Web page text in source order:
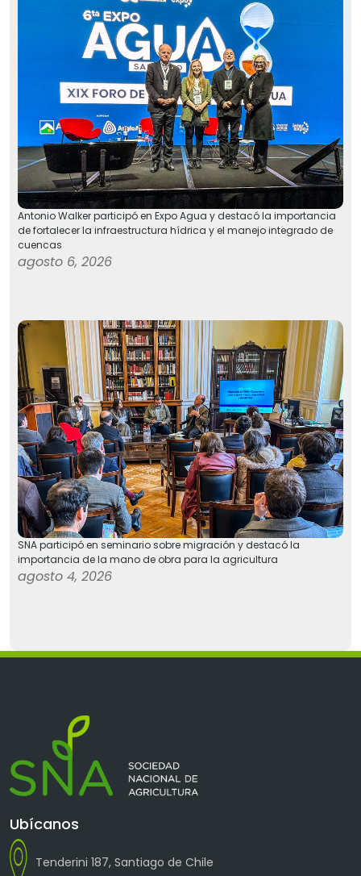
Antonio Walker participó en Expo Agua y destacó la importancia
de fortalecer la infraestructura hídrica y el manejo integrado de
cuencas
agosto 6, 2026
SNA participó en seminario sobre migración y destacó la
importancia de la mano de obra para la agricultura
agosto 4, 2026
Ubícanos
Tenderini 187, Santiago de Chile